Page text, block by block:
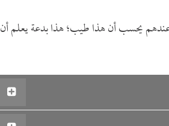
يحسب أن هذا طيب؛ هذا بدعة يعلم أن